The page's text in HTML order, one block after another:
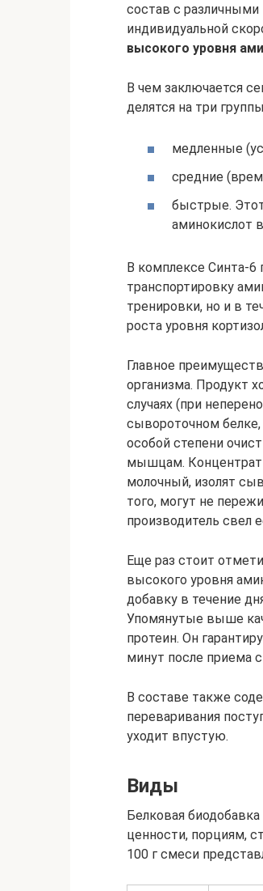
состав с
индивидуальной
высокого уровня
В чем заключается
делятся на три
медленные
средние
быстрые.
аминокислот
В комплексе Синта-6
транспортировку
тренировки, но и в
роста уровня
Главное
организма. Продукт
случаях (при
сывороточном белке,
особой степени
мышцам. Концентрат
молочный, изолят
того, могут не
производитель свел
Еще раз стоит
высокого уровня
добавку в течение
Упомянутые выше
протеин. Он
минут после приема
В составе также
переваривания
уходит впустую.
Виды
Белковая
ценности, порциям,
100 г смеси